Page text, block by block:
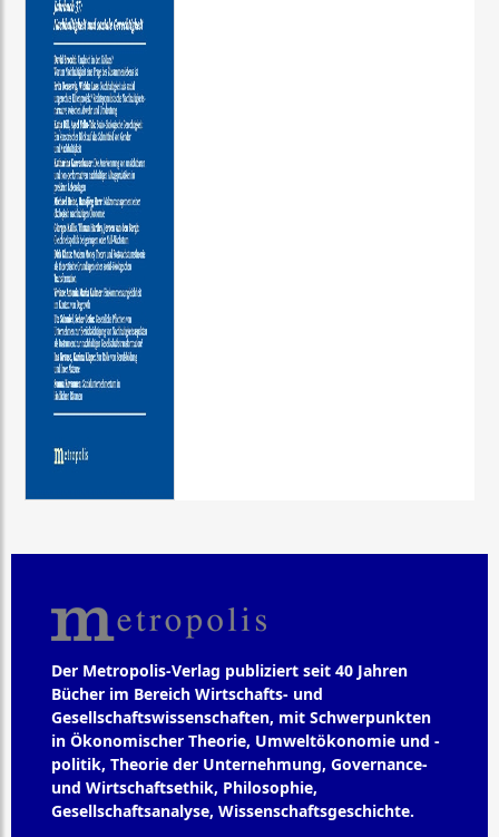
Der Metropolis-Verlag publiziert seit 40 Jahren
Bücher im Bereich Wirtschafts- und
Gesellschaftswissenschaften, mit Schwerpunkten
in Ökonomischer Theorie, Umweltökonomie und -
politik, Theorie der Unternehmung, Governance-
und Wirtschaftsethik, Philosophie,
Gesellschaftsanalyse, Wissenschaftsgeschichte.